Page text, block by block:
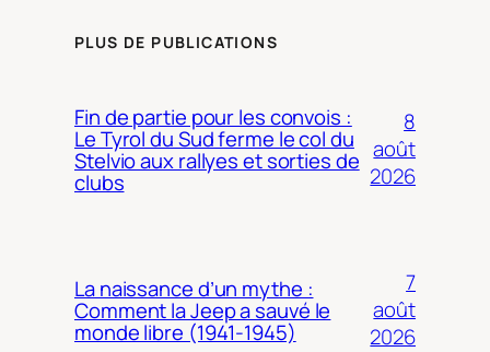
PLUS DE PUBLICATIONS
Fin de partie pour les convois :
Le Tyrol du Sud ferme le col du
Stelvio aux rallyes et sorties de
clubs
8
août
2026
La naissance d’un mythe :
Comment la Jeep a sauvé le
monde libre (1941-1945)
7
août
2026